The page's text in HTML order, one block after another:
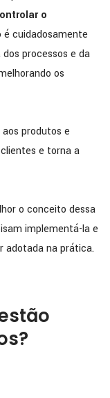
o
é cuidadosamente
processos e da
os
produtos e
e torna a
o conceito dessa
implementá-la e
adotada na prática.